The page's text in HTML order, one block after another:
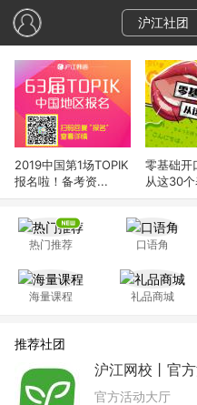
沪江社团
2019中国第1场TOPIK
报名啦！备考资...
零基础开
从这30
热门推荐 口语角
海量课程 礼品商城
推荐社团
沪江网校丨官
官方活动大厅